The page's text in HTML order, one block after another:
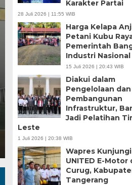
Zona
Serang
Senin, 15 Jun 2026 - 14:09 WIB
BagusNews.Co –
di Kota Serang
Karakter Partai
28 Juli 2026 | 11:55 WIB
Harga Kelapa
Petani Kubu
Pemerintah
Industri Nasional
15 Juli 2026 | 20:43 WIB
Diakui dalam
Pengelolaan dan
Pembangunan
Infrastruktur,
Jadi Pelatihan
Leste
1 Juli 2026 | 20:38 WIB
Wapres
UNITED E-Motor
Curug,
Tangerang